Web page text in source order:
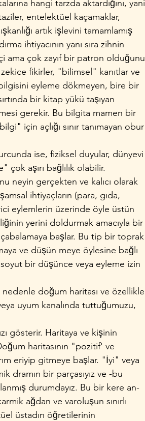
hangi tarzda aktardığını, yani
entelektüel ka­çamaklar,
artık işlevini tamamlamış
ihtiyacının yanı sıra zihnin
ama çok zayıf bir patron olduğunu
fikirler, "bilimsel" kanıtlar ve
bilgisini eyleme dökmeyen, bire bir
bir kitap yükü taşıyan
gerekir. Bu bilgita­ mamen bir
için açlığı sınır tanımayan obur
ise, fiziksel duyular, dünyevi
aşırı bağlılık olabilir.
neyin gerçekten ve kalıcı olarak
ihtiyaçların (para, gıda,
eylemlerin üzerinde öyle üstün­
yerini doldurmak amacıyla bir
başlar. Bu tip bir toprak
ve düşün­ meye öylesine bağlı
bir düşünce veya eyleme izin
doğum haritası ve özellikle
uyum kanalında tuttuğumuzu,
gös­terir. Haritaya ve kişinin
haritasının "pozitif' ve
eriyip gitmeye baş­lar. "İyi" veya
dramın bir parçasıyız ve -bu
durumdayız. Bu bir kere an­
ağdan ve varoluşun sınırlı
üstadın öğretilerinin